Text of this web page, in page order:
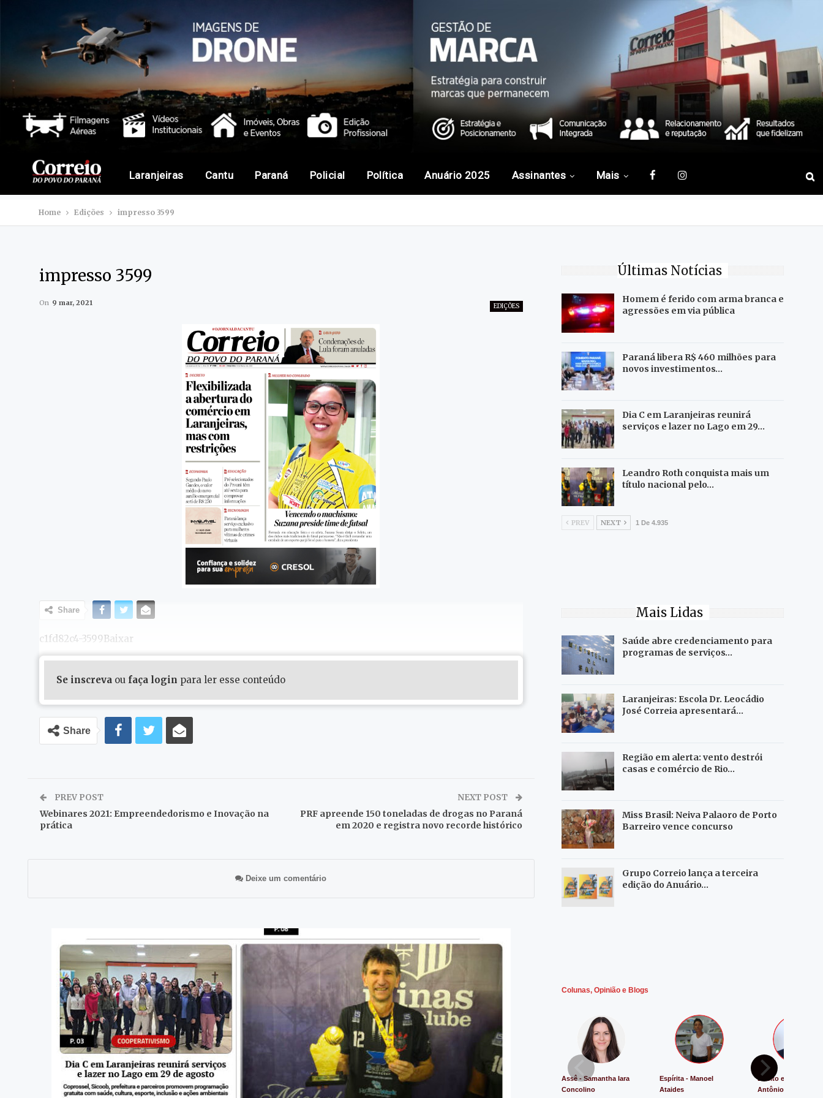
Laranjeiras Cantu Paraná Policial Política Anuário 2025 Assinantes Mais
Home Edições impresso 3599
impresso 3599
EDIÇÕES
On 9 mar, 2021
Share
c1fd82c4-3599Baixar
Se inscreva ou faça login para ler esse conteúdo
Share
PREV POST
Webinares 2021: Empreendedorismo e Inovação na
prática
NEXT POST
PRF apreende 150 toneladas de drogas no Paraná
em 2020 e registra novo recorde histórico
Deixe um comentário
Últimas Notícias
Homem é ferido com arma branca e
agressões em via pública
Paraná libera R$ 460 milhões para
novos investimentos…
Dia C em Laranjeiras reunirá
serviços e lazer no Lago em 29…
Leandro Roth conquista mais um
título nacional pelo…
PREV NEXT 1 De 4.935
Mais Lidas
Saúde abre credenciamento para
programas de serviços…
Laranjeiras: Escola Dr. Leocádio
José Correia apresentará…
Região em alerta: vento destrói
casas e comércio de Rio…
Miss Brasil: Neiva Palaoro de Porto
Barreiro vence concurso
Grupo Correio lança a terceira
edição do Anuário…
Colunas, Opinião e Blogs
Assê - Samantha Iara
Concolino
Espírita - Manoel
Ataides
Direito e Justiça -
Antônio de Souza